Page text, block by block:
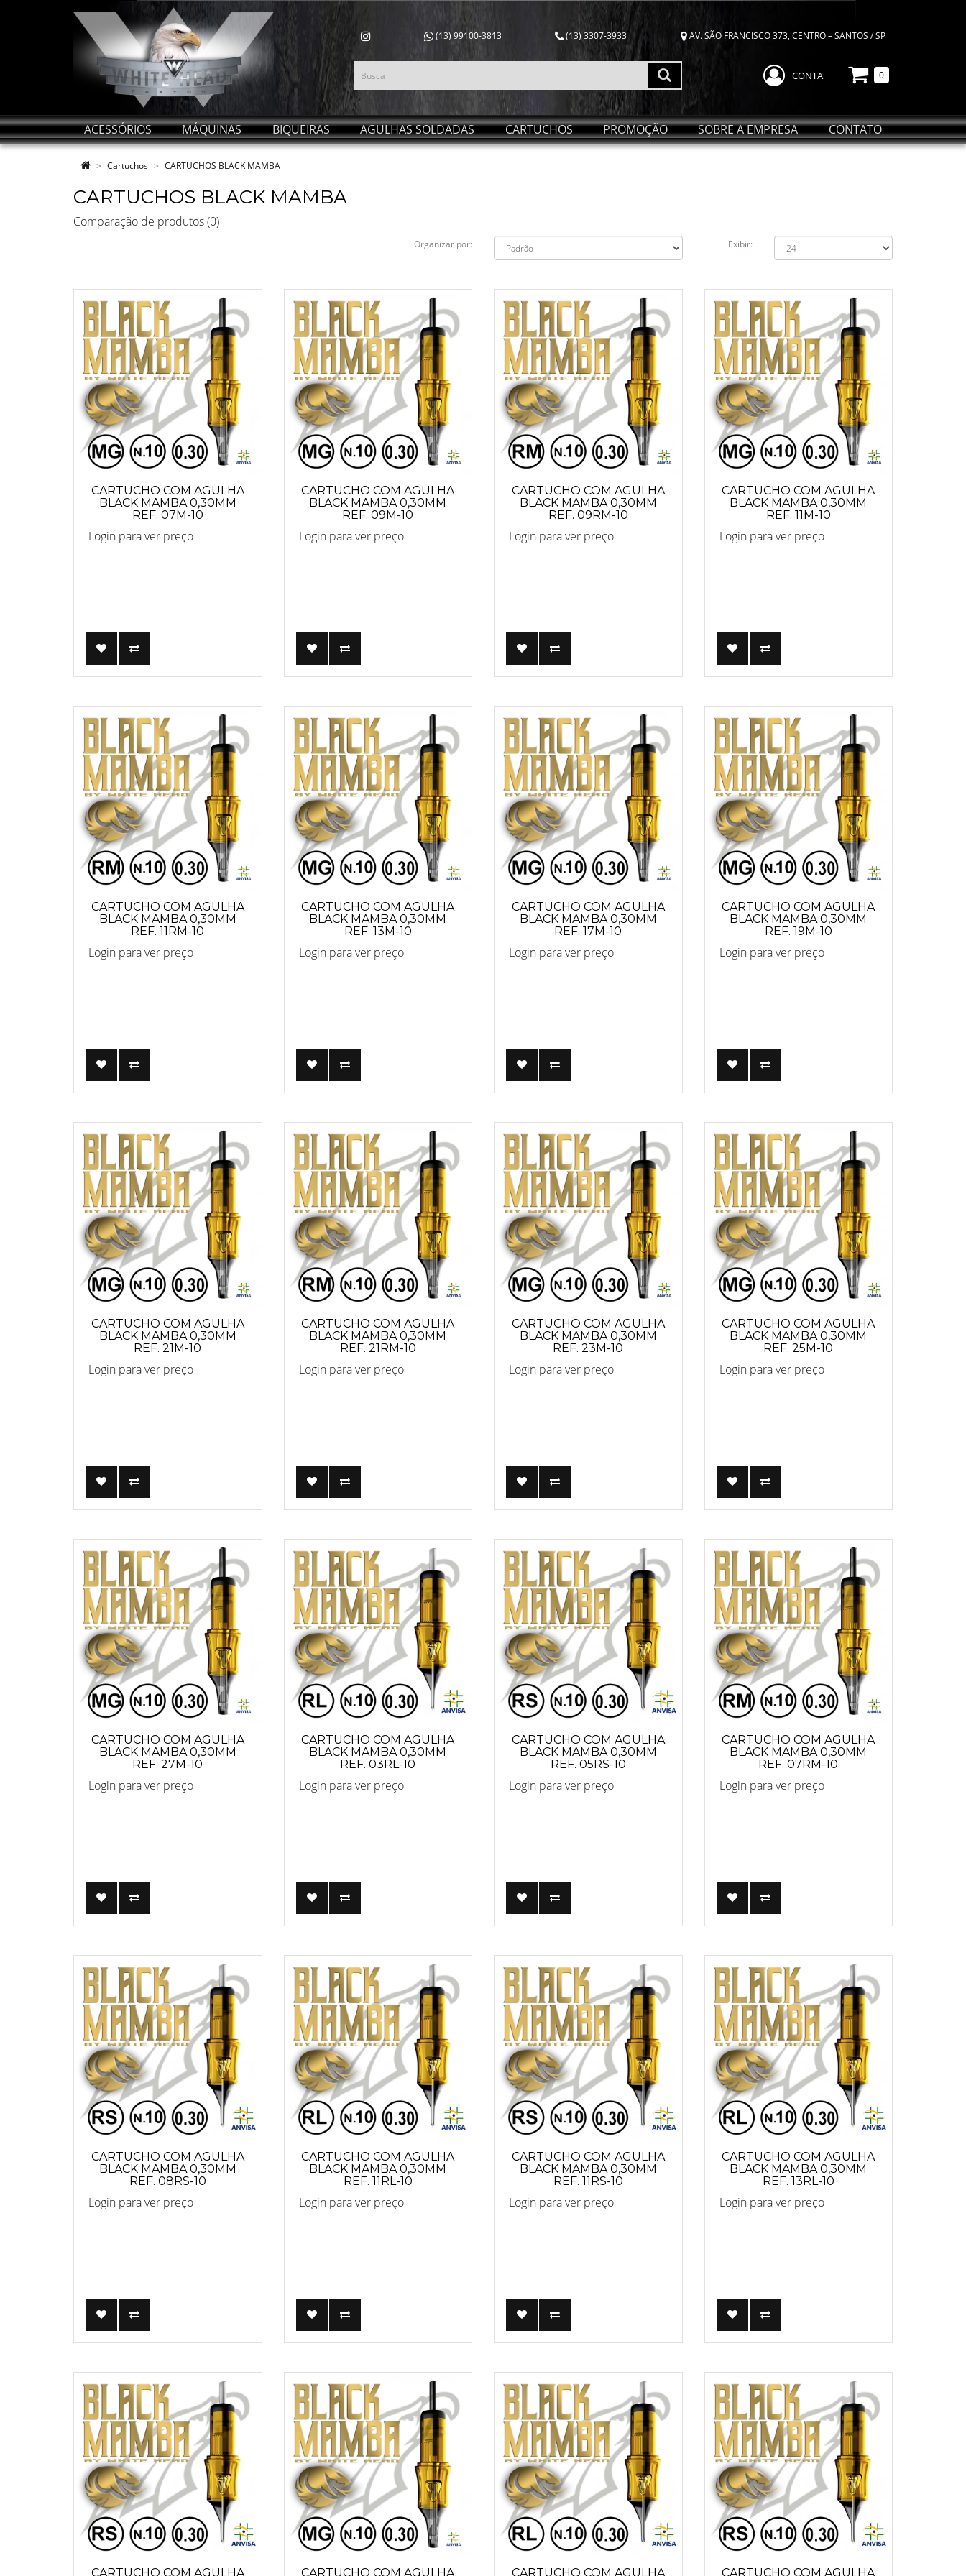
(13) 99100-3813 (13) 3307-3933 AV. SÃO FRANCISCO 373, CENTRO – SANTOS / SP
CONTA 0
ACESSÓRIOS MÁQUINAS BIQUEIRAS AGULHAS SOLDADAS CARTUCHOS PROMOÇÃO SOBRE A EMPRESA CONTATO
Cartuchos CARTUCHOS BLACK MAMBA
CARTUCHOS BLACK MAMBA
Comparação de produtos (0)
Organizar por: Exibir:
CARTUCHO COM AGULHA
BLACK MAMBA 0,30MM
REF. 07M-10
Login para ver preço
CARTUCHO COM AGULHA
BLACK MAMBA 0,30MM
REF. 09M-10
Login para ver preço
CARTUCHO COM AGULHA
BLACK MAMBA 0,30MM
REF. 09RM-10
Login para ver preço
CARTUCHO COM AGULHA
BLACK MAMBA 0,30MM
REF. 11M-10
Login para ver preço
CARTUCHO COM AGULHA
BLACK MAMBA 0,30MM
REF. 11RM-10
Login para ver preço
CARTUCHO COM AGULHA
BLACK MAMBA 0,30MM
REF. 13M-10
Login para ver preço
CARTUCHO COM AGULHA
BLACK MAMBA 0,30MM
REF. 17M-10
Login para ver preço
CARTUCHO COM AGULHA
BLACK MAMBA 0,30MM
REF. 19M-10
Login para ver preço
CARTUCHO COM AGULHA
BLACK MAMBA 0,30MM
REF. 21M-10
Login para ver preço
CARTUCHO COM AGULHA
BLACK MAMBA 0,30MM
REF. 21RM-10
Login para ver preço
CARTUCHO COM AGULHA
BLACK MAMBA 0,30MM
REF. 23M-10
Login para ver preço
CARTUCHO COM AGULHA
BLACK MAMBA 0,30MM
REF. 25M-10
Login para ver preço
CARTUCHO COM AGULHA
BLACK MAMBA 0,30MM
REF. 27M-10
Login para ver preço
CARTUCHO COM AGULHA
BLACK MAMBA 0,30MM
REF. 03RL-10
Login para ver preço
CARTUCHO COM AGULHA
BLACK MAMBA 0,30MM
REF. 05RS-10
Login para ver preço
CARTUCHO COM AGULHA
BLACK MAMBA 0,30MM
REF. 07RM-10
Login para ver preço
CARTUCHO COM AGULHA
BLACK MAMBA 0,30MM
REF. 08RS-10
Login para ver preço
CARTUCHO COM AGULHA
BLACK MAMBA 0,30MM
REF. 11RL-10
Login para ver preço
CARTUCHO COM AGULHA
BLACK MAMBA 0,30MM
REF. 11RS-10
Login para ver preço
CARTUCHO COM AGULHA
BLACK MAMBA 0,30MM
REF. 13RL-10
Login para ver preço
CARTUCHO COM AGULHA CARTUCHO COM AGULHA CARTUCHO COM AGULHA CARTUCHO COM AGULHA